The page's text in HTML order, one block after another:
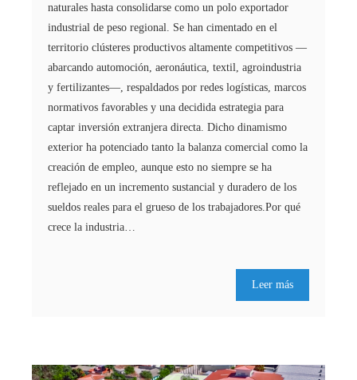
naturales hasta consolidarse como un polo exportador
industrial de peso regional. Se han cimentado en el
territorio clústeres productivos altamente competitivos —
abarcando automoción, aeronáutica, textil, agroindustria
y fertilizantes—, respaldados por redes logísticas, marcos
normativos favorables y una decidida estrategia para
captar inversión extranjera directa. Dicho dinamismo
exterior ha potenciado tanto la balanza comercial como la
creación de empleo, aunque esto no siempre se ha
reflejado en un incremento sustancial y duradero de los
sueldos reales para el grueso de los trabajadores.Por qué
crece la industria…
Leer más